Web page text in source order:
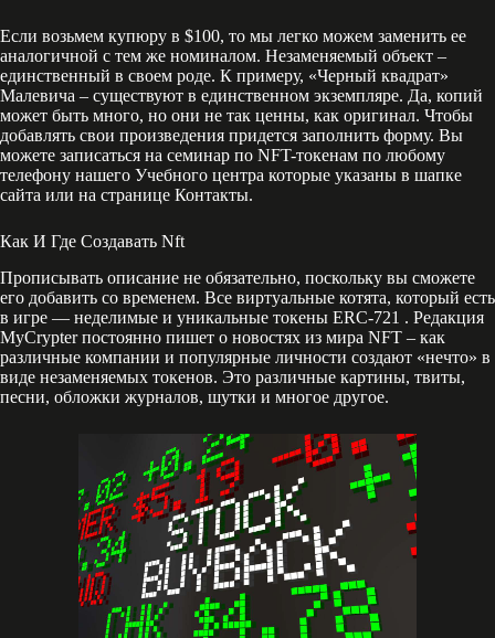
Если возьмем купюру в $100, то мы легко можем заменить ее
аналогичной с тем же номиналом. Незаменяемый объект –
единственный в своем роде. К примеру, «Черный квадрат»
Малевича – существуют в единственном экземпляре. Да, копий
может быть много, но они не так ценны, как оригинал. Чтобы
добавлять свои произведения придется заполнить форму. Вы
можете записаться на семинар по NFT-токенам по любому
телефону нашего Учебного центра которые указаны в шапке
сайта или на странице Контакты.
Как И Где Создавать Nft
Прописывать описание не обязательно, поскольку вы сможете
его добавить со временем. Все виртуальные котята, который есть
в игре — неделимые и уникальные токены ERC-721 . Редакция
MyCrypter постоянно пишет о новостях из мира NFT – как
различные компании и популярные личности создают «нечто» в
виде незаменяемых токенов. Это различные картины, твиты,
песни, обложки журналов, шутки и многое другое.